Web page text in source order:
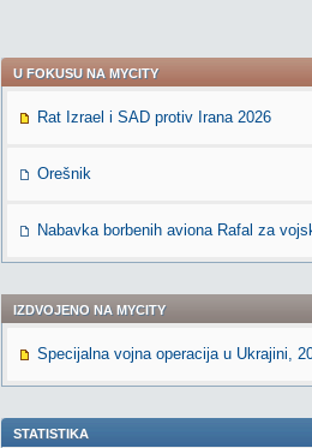
U FOKUSU NA MYCITY
Rat Izrael i SAD protiv Irana 2026
Orešnik
Nabavka borbenih aviona Rafal za
IZDVOJENO NA MYCITY
Specijalna vojna operacija u Ukrajini,
STATISTIKA